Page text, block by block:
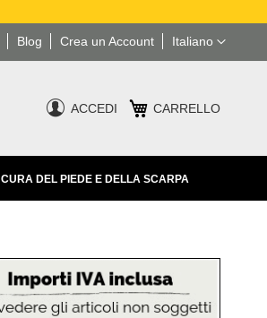
Lingua
Italiano
Blog Crea un Account
ACCEDI CARRELLO
CURA DEL PIEDE E DELLA SCARPA